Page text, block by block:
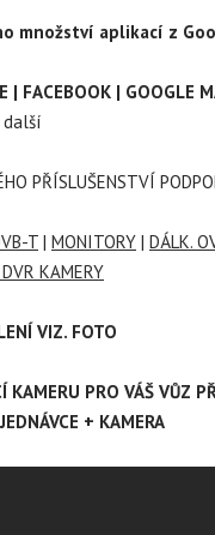
množství aplikací z
| FACEBOOK | GOOGLE
další
PŘÍSLUŠENSTVÍ
T | MONITORY | DÁLK.
DVR KAMERY
VIZ. FOTO
KAMERU PRO VÁŠ VŮZ
+ KAMERA